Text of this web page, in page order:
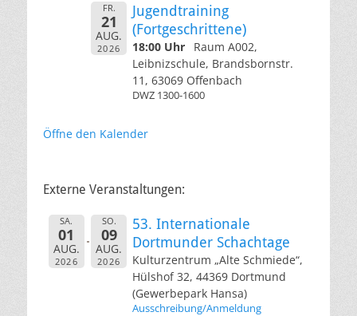
FR.
21
AUG.
2026
Jugendtraining
(Fortgeschrittene)
18:00 Uhr
Raum A002,
Leibnizschule, Brandsbornstr.
11, 63069 Offenbach
DWZ 1300-1600
Öffne den Kalender
Externe Veranstaltungen:
SA.
01
AUG.
2026
SO.
09
AUG.
2026
53. Internationale
Dortmunder Schachtage
Kulturzentrum „Alte Schmiede“,
Hülshof 32, 44369 Dortmund
(Gewerbepark Hansa)
Ausschreibung/Anmeldung